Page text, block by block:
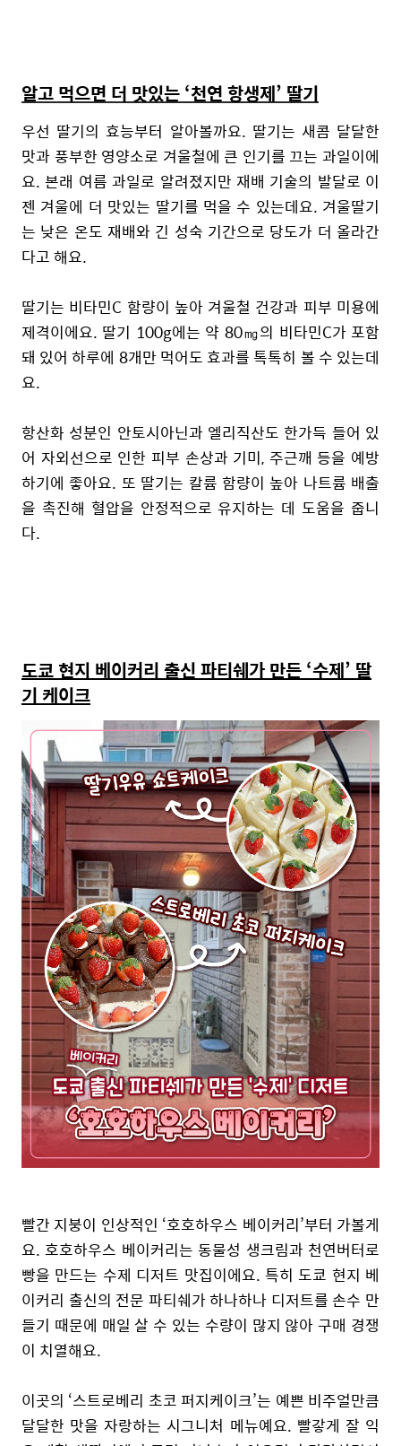
알고 먹으면 더 맛있는 ‘천연 항생제’ 딸기
우선 딸기의 효능부터 알아볼까요. 딸기는 새콤 달달한
맛과 풍부한 영양소로 겨울철에 큰 인기를 끄는 과일이에
요. 본래 여름 과일로 알려졌지만 재배 기술의 발달로 이
젠 겨울에 더 맛있는 딸기를 먹을 수 있는데요. 겨울딸기
는 낮은 온도 재배와 긴 성숙 기간으로 당도가 더 올라간
다고 해요.
딸기는 비타민C 함량이 높아 겨울철 건강과 피부 미용에
제격이에요. 딸기 100g에는 약 80㎎의 비타민C가 포함
돼 있어 하루에 8개만 먹어도 효과를 톡톡히 볼 수 있는데
요.
항산화 성분인 안토시아닌과 엘리직산도 한가득 들어 있
어 자외선으로 인한 피부 손상과 기미, 주근깨 등을 예방
하기에 좋아요. 또 딸기는 칼륨 함량이 높아 나트륨 배출
을 촉진해 혈압을 안정적으로 유지하는 데 도움을 줍니
다.
도쿄 현지 베이커리 출신 파티쉐가 만든 ‘수제’ 딸
기 케이크
빨간 지붕이 인상적인 ‘호호하우스 베이커리’부터 가볼게
요. 호호하우스 베이커리는 동물성 생크림과 천연버터로
빵을 만드는 수제 디저트 맛집이에요. 특히 도쿄 현지 베
이커리 출신의 전문 파티쉐가 하나하나 디저트를 손수 만
들기 때문에 매일 살 수 있는 수량이 많지 않아 구매 경쟁
이 치열해요.
이곳의 ‘스트로베리 초코 퍼지케이크’는 예쁜 비주얼만큼
달달한 맛을 자랑하는 시그니처 메뉴예요. 빨갛게 잘 익